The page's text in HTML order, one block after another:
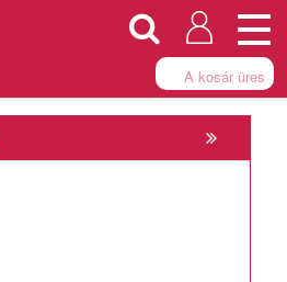
A kosár üres